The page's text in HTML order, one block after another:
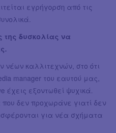
εγρήγορση από τις
της δυσκολίας να
νέων καλλιτεχνών, στο ότι
manager του εαυτού μας,
έχεις εξοντωθεί ψυχικά.
δεν προχωράνε γιατί δεν
για νέα σχήματα